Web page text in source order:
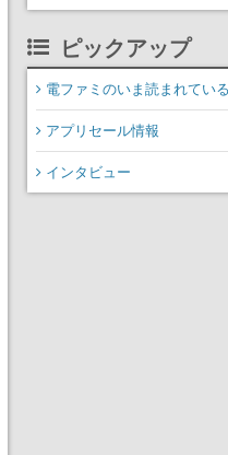
ピックアップ
電ファミのいま読まれてい
アプリセール情報
インタビュー